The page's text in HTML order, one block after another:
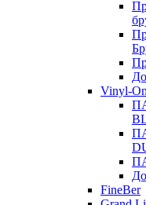
Vinyl-On
FineBer